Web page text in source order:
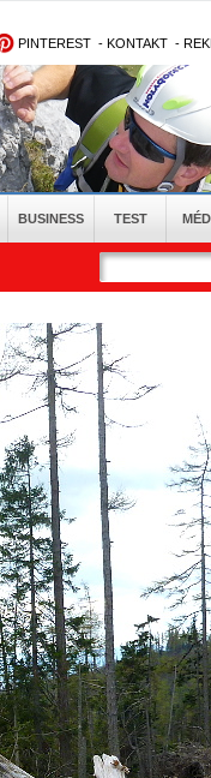
PINTEREST - KONTAKT -
BUSINESS TEST